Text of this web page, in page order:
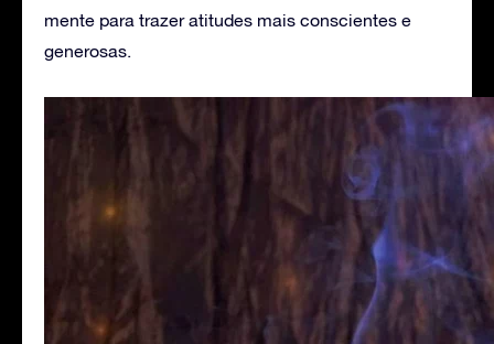
mente para trazer atitudes mais conscientes e
generosas.